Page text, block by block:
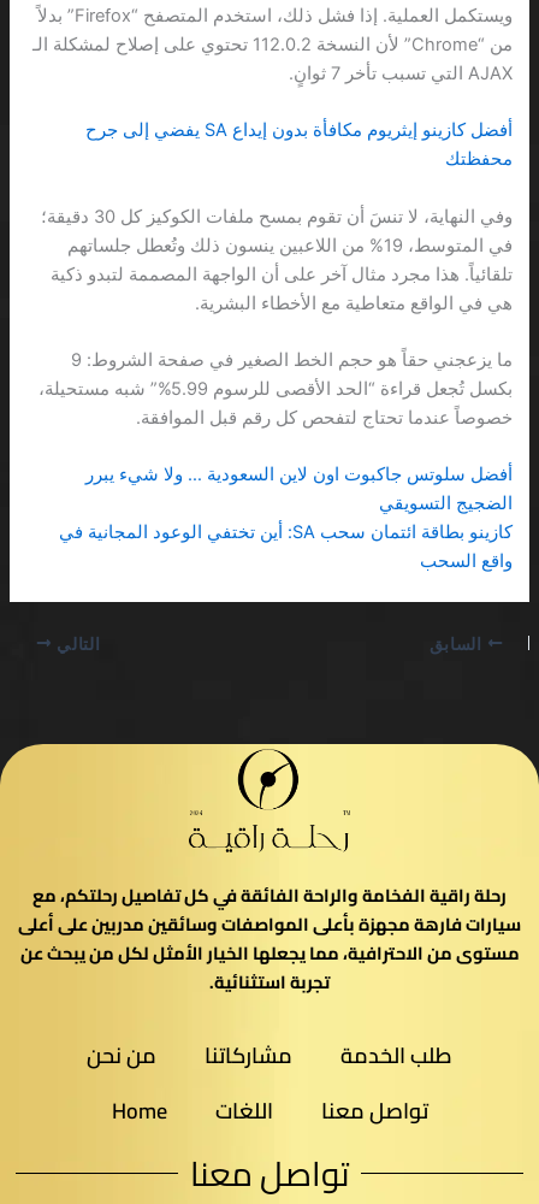
ويستكمل العملية. إذا فشل ذلك، استخدم المتصفح “Firefox” بدلاً
من “Chrome” لأن النسخة 112.0.2 تحتوي على إصلاح لمشكلة الـ
AJAX التي تسبب تأخر 7 ثوانٍ.
أفضل كازينو إيثريوم مكافأة بدون إيداع SA يفضي إلى جرح
محفظتك
وفي النهاية، لا تنسَ أن تقوم بمسح ملفات الكوكيز كل 30 دقيقة؛
في المتوسط، 19% من اللاعبين ينسون ذلك وتُعطل جلساتهم
تلقائياً. هذا مجرد مثال آخر على أن الواجهة المصممة لتبدو ذكية
هي في الواقع متعاطية مع الأخطاء البشرية.
ما يزعجني حقاً هو حجم الخط الصغير في صفحة الشروط: 9
بكسل تُجعل قراءة “الحد الأقصى للرسوم 5.99%” شبه مستحيلة،
خصوصاً عندما تحتاج لتفحص كل رقم قبل الموافقة.
أفضل سلوتس جاكبوت اون لاين السعودية … ولا شيء يبرر
الضجيج التسويقي
كازينو بطاقة ائتمان سحب SA: أين تختفي الوعود المجانية في
واقع السحب
السابق التالي
رحلة راقية الفخامة والراحة الفائقة في كل تفاصيل رحلتكم، مع
سيارات فارهة مجهزة بأعلى المواصفات وسائقين مدربين على أعلى
مستوى من الاحترافية، مما يجعلها الخيار الأمثل لكل من يبحث عن
تجربة استثنائية.
طلب الخدمة مشاركاتنا
من نحن
تواصل معنا
اللغات Home
تواصل معنا​